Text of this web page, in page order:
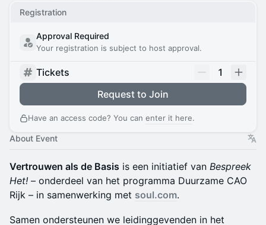
Registration
Approval Required
Your registration is subject to host approval.
Tickets
1
Request to Join
Have an access code? You can enter it here.
About Event
Vertrouwen als de Basis is een initiatief van Bespreek
Het! – onderdeel van het programma Duurzame CAO
Rijk – in samenwerking met soul.com.
Samen ondersteunen we leidinggevenden in het